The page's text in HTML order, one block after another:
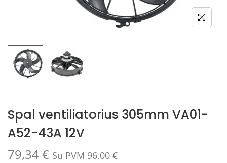
Spal ventiliatorius 305mm VA01-
A52-43A 12V
79,34€ Su PVM 96,00 €